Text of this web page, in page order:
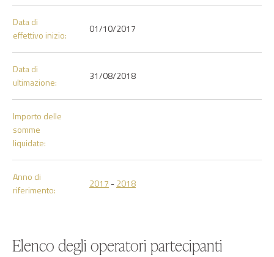
Data di
effettivo inizio:
01/10/2017
Data di
ultimazione:
31/08/2018
Importo delle
somme
liquidate:
Anno di
riferimento:
2017 -2018
Elenco degli operatori partecipanti